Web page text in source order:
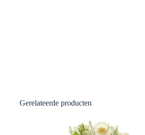
Gerelateerde producten